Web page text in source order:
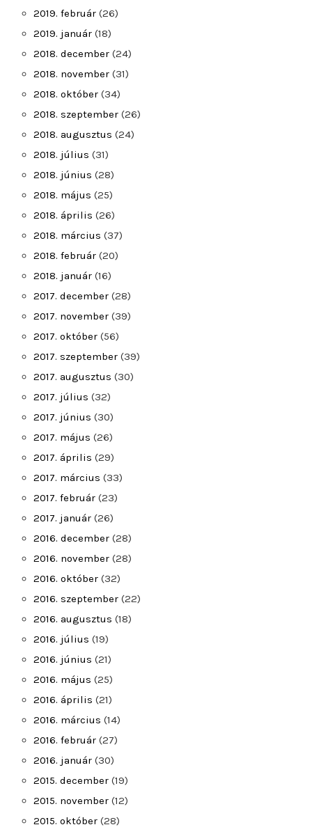
2019. február (26)
2019. január (18)
2018. december (24)
2018. november (31)
2018. október (34)
2018. szeptember (26)
2018. augusztus (24)
2018. július (31)
2018. június (28)
2018. május (25)
2018. április (26)
2018. március (37)
2018. február (20)
2018. január (16)
2017. december (28)
2017. november (39)
2017. október (56)
2017. szeptember (39)
2017. augusztus (30)
2017. július (32)
2017. június (30)
2017. május (26)
2017. április (29)
2017. március (33)
2017. február (23)
2017. január (26)
2016. december (28)
2016. november (28)
2016. október (32)
2016. szeptember (22)
2016. augusztus (18)
2016. július (19)
2016. június (21)
2016. május (25)
2016. április (21)
2016. március (14)
2016. február (27)
2016. január (30)
2015. december (19)
2015. november (12)
2015. október (28)